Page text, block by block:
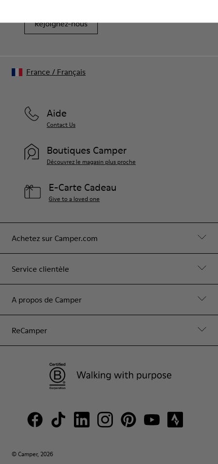
Rejoignez-nous
Achetez sur Camper.com
Service clientèle
A propos de Camper
ReCamper
Aide
Contact Us
Boutiques Camper
Découvrez le magasin plus proche
E-Carte Cadeau
Give to a loved one
© Camper, 2026
France / Français